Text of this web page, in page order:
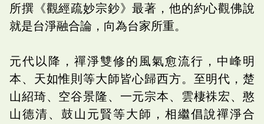
所撰《觀經疏妙宗鈔》最著，他的約心觀佛說
就是台淨融合論，向為台家所重。
元代以降，禪淨雙修的風氣愈流行，中峰明
本、天如惟則等大師皆心歸西方。至明代，楚
山紹琦、空谷景隆、一元宗本、雲棲袾宏、憨
山德清、鼓山元賢等大師，相繼倡說禪淨合